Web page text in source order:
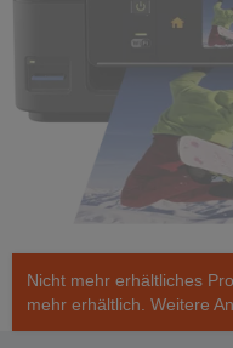
Nicht mehr erhältliches
mehr erhältlich. Weitere